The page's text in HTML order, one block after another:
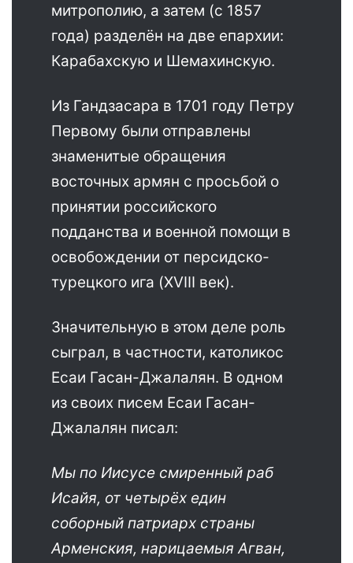
митрополию, а затем (с 1857
года) разделён на две епархии:
Карабахскую и Шемахинскую.
Из Гандзасара в 1701 году Петру
Первому были отправлены
знаменитые обращения
восточных армян с просьбой о
принятии российского
подданства и военной помощи в
освобождении от персидско-
турецкого ига (XVIII век).
Значительную в этом деле роль
сыграл, в частности, католикос
Есаи Гасан-Джалалян. В одном
из своих писем Есаи Гасан-
Джалалян писал:
Мы по Иисусе смиренный раб
Исайя, от четырёх един
соборный патриарх страны
Арменския, нарицаемыя Агван,